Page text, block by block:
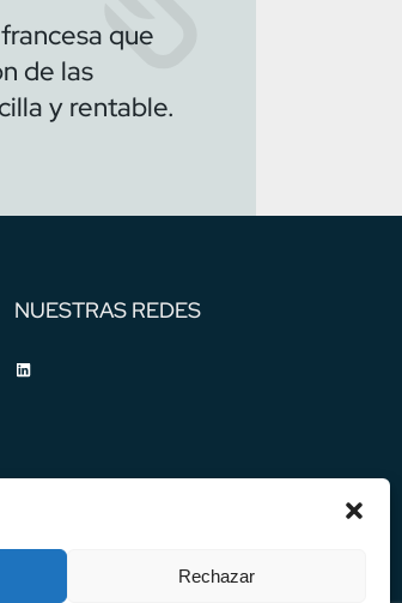
Rechazar
que
de las
y rentable.
NUESTRAS REDES